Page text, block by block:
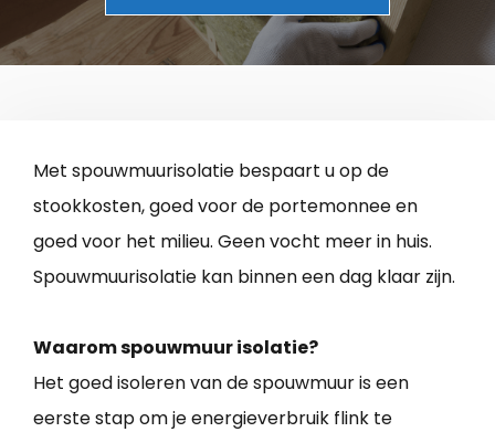
Met spouwmuurisolatie bespaart u op de
stookkosten, goed voor de portemonnee en
goed voor het milieu. Geen vocht meer in huis.
Spouwmuurisolatie kan binnen een dag klaar zijn.
Waarom spouwmuur isolatie?
Het goed isoleren van de spouwmuur is een
eerste stap om je energieverbruik flink te